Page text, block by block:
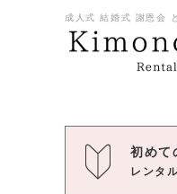
成人式 結婚式 謝恩会
初めて
レンタ